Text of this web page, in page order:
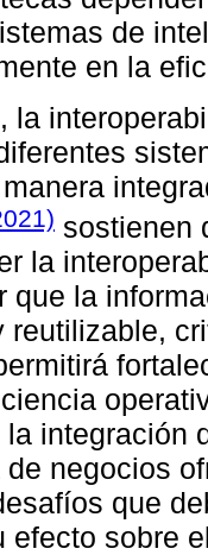
de
en la
la
sostienen
la
que la
reutilizable,
integración
negocios
que
efecto sobre